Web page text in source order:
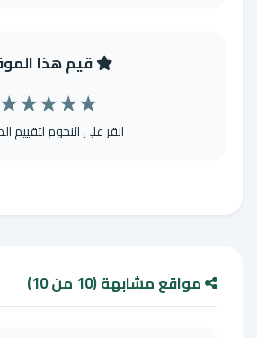
قيم هذا
★
★
★
★
★
انقر على النجوم لتقييم
مواقع مشابهة (10 من 10)